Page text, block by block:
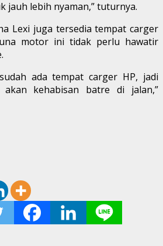
jauh lebih nyaman,” tuturnya.
Lexi juga tersedia tempat carger
motor ini tidak perlu hawatir
ada tempat carger HP, jadi
kehabisan batre di jalan,”